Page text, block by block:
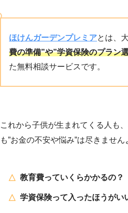
ほけんガーデンプレミアとは、
費の準備”や”学資保険のプラン
た無料相談サービスです。
これから子供が生まれてくる人も
も”お金の不安や悩み”は尽きません
教育費っていくらかかるの？
学資保険って入ったほうがい